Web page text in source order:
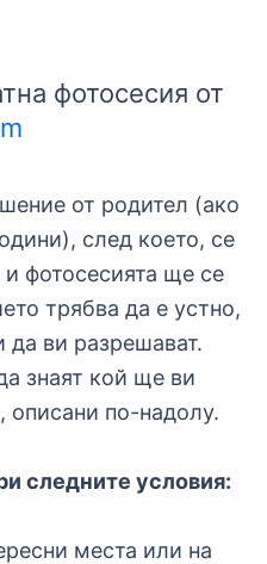
фотосесия от
от родител (ако
след което, се
фотосесията ще се
трябва да е устно,
да ви разрешават.
знаят кой ще ви
описани по-надолу.
следните условия:
места или на